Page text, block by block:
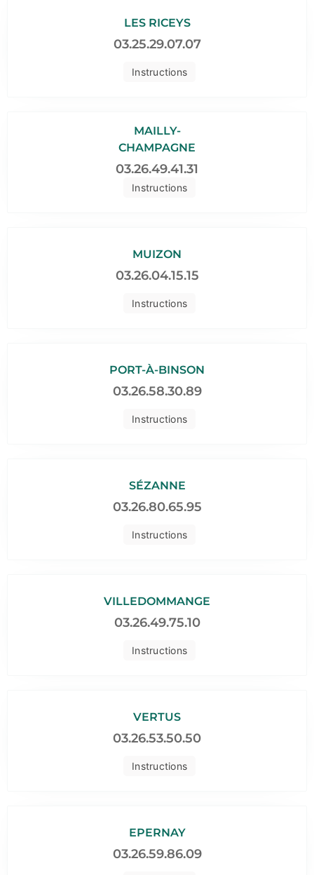
Instructions
LES RICEYS
03.25.29.07.07
Instructions
MAILLY-
CHAMPAGNE
03.26.49.41.31
Instructions
MUIZON
03.26.04.15.15
Instructions
PORT-À-BINSON
03.26.58.30.89
Instructions
SÉZANNE
03.26.80.65.95
Instructions
VILLEDOMMANGE
03.26.49.75.10
Instructions
VERTUS
03.26.53.50.50
EPERNAY
03.26.59.86.09